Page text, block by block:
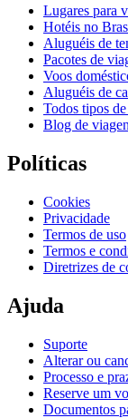
Lugares para
Hotéis no
Aluguéis de
Pacotes de
Voos
Aluguéis de
Todos tipos
Blog de
Políticas
Cookies
Privacidade
Termos de uso
Termos e
Diretrizes de
Ajuda
Suporte
Alterar ou
Processo e
Reserve um
Documentos